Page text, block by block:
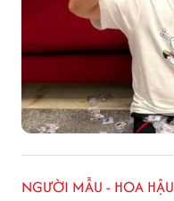
NGƯỜI MẪU - HOA HẬU